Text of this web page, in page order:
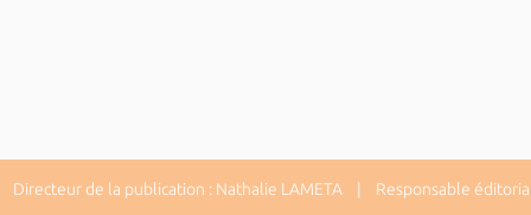
de la publication : Nathalie LAMETA | Responsable éditorial